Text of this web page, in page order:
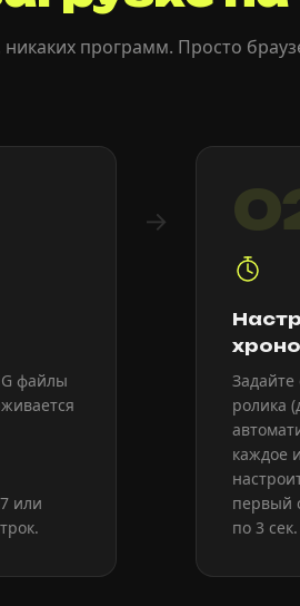
программ. Просто
файлы
или
→
ролика
каждое
первый
по 3 сек.